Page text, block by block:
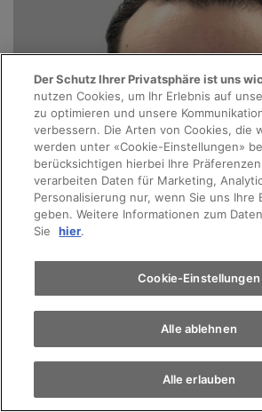
Der Schutz Ihrer Privatsphäre ist uns
nutzen Cookies, um Ihr Erlebnis auf
zu optimieren und unsere
verbessern. Die Arten von Cookies, die
werden unter «Cookie-Einstellungen»
berücksichtigen hierbei Ihre
verarbeiten Daten für Marketing,
Personalisierung nur, wenn Sie uns Ihre
geben. Weitere Informationen zum
Sie
hier.
Cookie-Einstellungen
Alle ablehnen
Alle erlauben